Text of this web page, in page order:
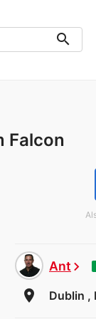
search
Falcon
Antchevron_right
room Dublin ,